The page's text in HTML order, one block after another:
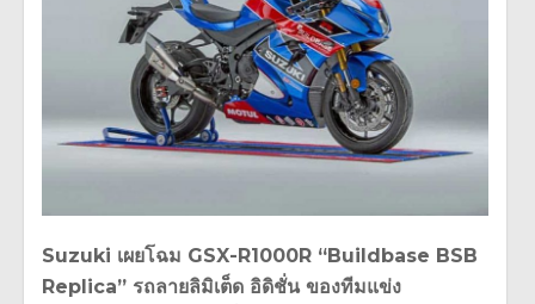
Suzuki เผยโฉม GSX-R1000R “Buildbase BSB
Replica” รถลายลิมิเต็ด อิดิชั่น ของทีมแข่ง